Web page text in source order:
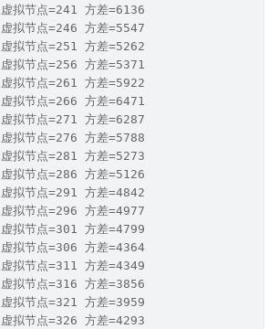
拟节点=241 方差=6136
拟节点=246 方差=5547
拟节点=251 方差=5262
拟节点=256 方差=5371
拟节点=261 方差=5922
拟节点=266 方差=6471
拟节点=271 方差=6287
拟节点=276 方差=5788
拟节点=281 方差=5273
拟节点=286 方差=5126
拟节点=291 方差=4842
拟节点=296 方差=4977
拟节点=301 方差=4799
拟节点=306 方差=4364
拟节点=311 方差=4349
拟节点=316 方差=3856
拟节点=321 方差=3959
拟节点=326 方差=4293